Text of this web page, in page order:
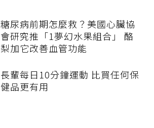
糖尿病前期怎麼救？美國心臟協
會研究推「1夢幻水果組合」 酪
梨加它改善血管功能
長輩每日10分鐘運動 比買任何保
健品更有用